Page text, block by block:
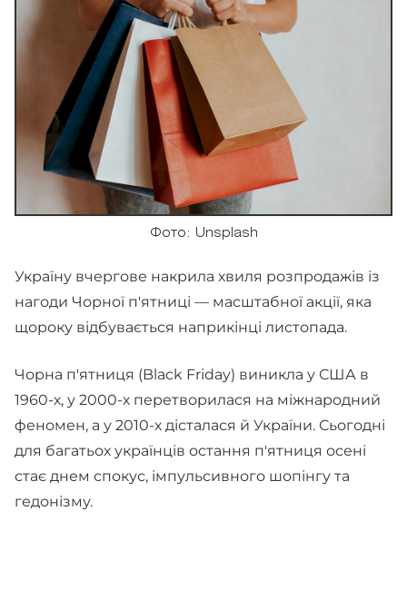
Фото: Unsplash
Україну вчергове накрила хвиля розпродажів із
нагоди Чорної п'ятниці — масштабної акції, яка
щороку відбувається наприкінці листопада.
Чорна п'ятниця (Black Friday) виникла у США в
1960-х, у 2000-х перетворилася на міжнародний
феномен, а у 2010-х дісталася й України. Сьогодні
для багатьох українців остання п'ятниця осені
стає днем спокус, імпульсивного шопінгу та
гедонізму.